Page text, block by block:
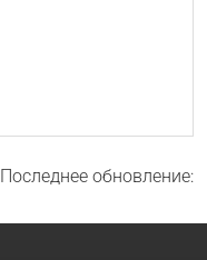
Последнее обновление: